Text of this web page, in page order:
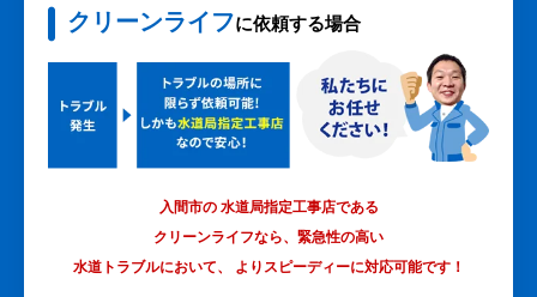
クリーンライフに依頼する場合
入間市の 水道局指定工事店である
クリーンライフなら、緊急性の高い
水道トラブルにおいて、
よりスピーディーに対応可能です！